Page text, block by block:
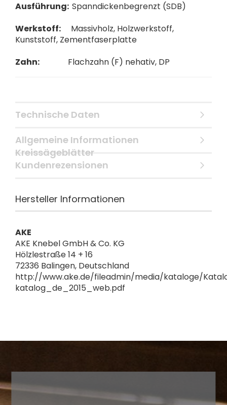
Ausführung: Spanndickenbegrenzt (SDB)
Werkstoff: Massivholz, Holzwerkstoff,
Kunststoff, Zementfaserplatte
Zahn:
Flachzahn (F) nehativ, DP
Technische Daten
Allgemeine Informationen
Kreissägeblätter
Kundenrezensionen
Hersteller Informationen
AKE
AKE Knebel GmbH & Co. KG
Hölzlestraße 14 + 16
72336 Balingen, Deutschland
http://www.ake.de/fileadmin/media/kataloge/
katalog_de_2015_web.pdf